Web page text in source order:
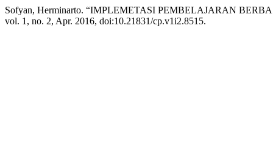
Sofyan, Herminarto. “IMPLEMETASI PEMBELAJARAN
vol. 1, no. 2, Apr. 2016, doi:10.21831/cp.v1i2.8515.